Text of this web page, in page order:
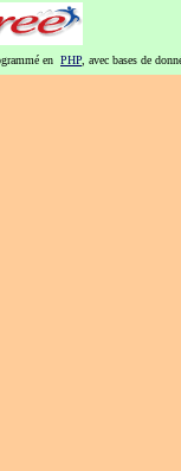
en PHP, avec bases de